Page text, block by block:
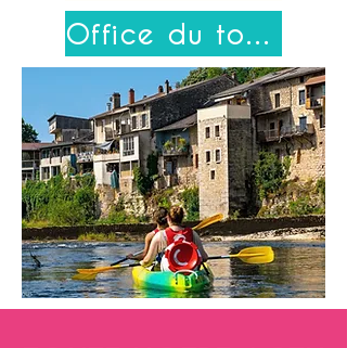
Office du tourisme